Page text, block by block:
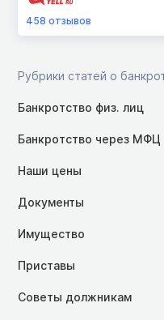
458 отзывов
Рубрики статей о
Банкротство физ. лиц
Банкротство через МФЦ
Наши цены
Документы
Имущество
Приставы
Советы должникам